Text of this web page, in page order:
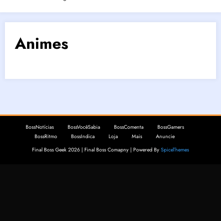
Animes
BossNotícias BossVocêSabia BossComenta
BossGamers
BossRitmo
BossIndica Loja Mais
Anuncie
Final Boss Geek 2026 | Final Boss Comapny | Powered By SpiceThemes